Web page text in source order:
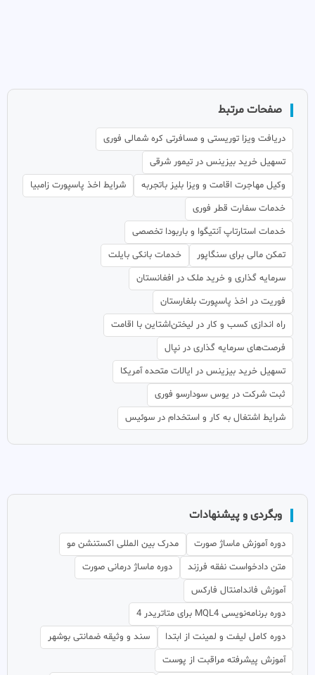
صفحات مرتبط
دریافت ویزا توریستی و مسافرتی کره شمالی فوری
تسهیل خرید بیزینس در تیمور شرقی
وکیل مهاجرت اقامت و ویزا بلیز باتجربه
شرایط اخذ پاسپورت زامبیا
خدمات سفارت قطر فوری
خدمات استارتاپ آنتیگوا و باربودا تخصصی
تمکن مالی برای سنگاپور
خدمات بانکی بایلت
سرمایه گذاری و خرید ملک در افغانستان
فوریت در اخذ پاسپورت بلغارستان
راه اندازی کسب و کار در لیختن‌اشتاین با اقامت
فرصت‌های سرمایه گذاری در نپال
تسهیل خرید بیزینس در ایالات متحده آمریکا
ثبت شرکت در یوس سودارسو فوری
شرایط اشتغال به کار و استخدام در سوئیس
وبگردی و پیشنهادات
دوره آموزش ماساژ صورت
مدرک بین المللی اکستنشن مو
متن دادخواست نفقه فرزند
دوره ماساژ درمانی صورت
آموزش فاندامنتال فارکس
دوره برنامه‌نویسی MQL4 برای متاتریدر 4
دوره کامل لیفت و لمینت از ابتدا
سند و وثیقه ضمانتی بوشهر
آموزش پیشرفته مراقبت از پوست